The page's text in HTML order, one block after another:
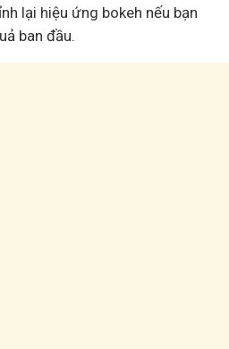
lại hiệu ứng bokeh nếu bạn
ban đầu.